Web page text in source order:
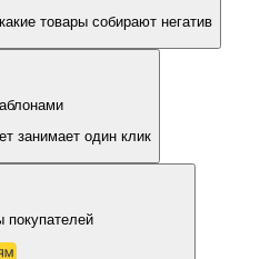
товары собирают негатив
занимает один клик
покупателей